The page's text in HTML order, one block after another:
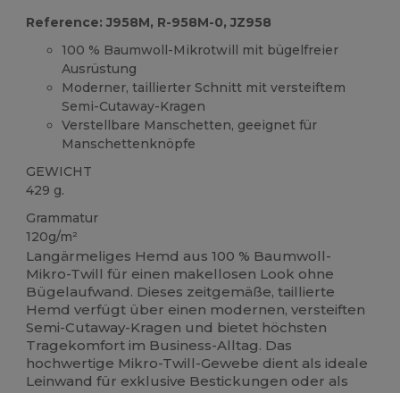
Reference: J958M, R-958M-0, JZ958
100 % Baumwoll-Mikrotwill mit bügelfreier
Ausrüstung
Moderner, taillierter Schnitt mit versteiftem
Semi-Cutaway-Kragen
Verstellbare Manschetten, geeignet für
Manschettenknöpfe
GEWICHT
429 g.
Grammatur
120g/m²
Langärmeliges Hemd aus 100 % Baumwoll-
Mikro-Twill für einen makellosen Look ohne
Bügelaufwand. Dieses zeitgemäße, taillierte
Hemd verfügt über einen modernen, versteiften
Semi-Cutaway-Kragen und bietet höchsten
Tragekomfort im Business-Alltag. Das
hochwertige Mikro-Twill-Gewebe dient als ideale
Leinwand für exklusive Bestickungen oder als